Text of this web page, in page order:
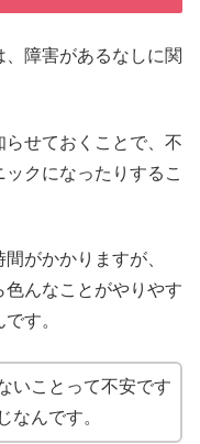
障害があるなしに関
せておくことで、不
クになったりするこ
がかかりますが、
色んなことがやりやす
す。
いことって不安です
なんです。